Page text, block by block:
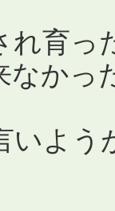
育っ
なかっ
よう